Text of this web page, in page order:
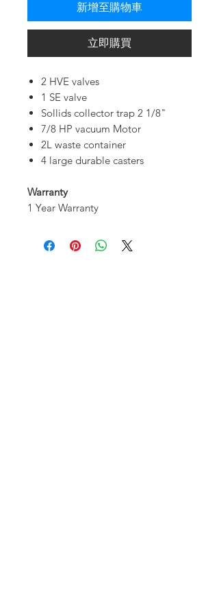
新增至購物車
立即購買
2 HVE valves
1 SE valve
Sollids collector trap 2 1/8"
7/8 HP vacuum Motor
2L waste container
4 large durable casters
Warranty
1 Year Warranty